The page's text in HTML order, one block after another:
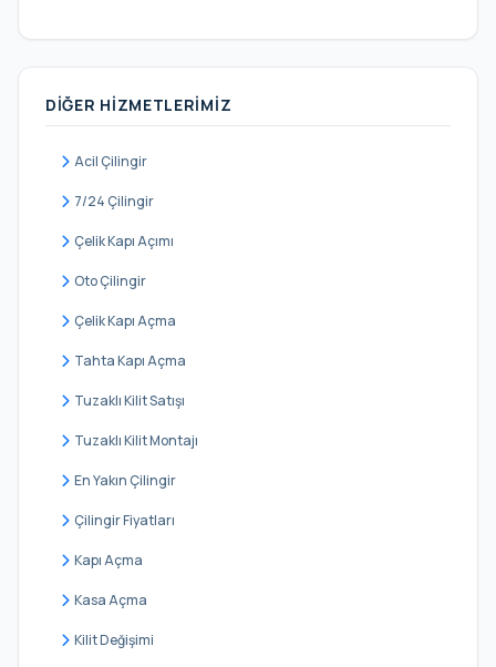
Sanayi
Tozkoparan
DIĞER HIZMETLERIMIZ
Acil Çilingir
7/24 Çilingir
Çelik Kapı Açımı
Oto Çilingir
Çelik Kapı Açma
Tahta Kapı Açma
Tuzaklı Kilit Satışı
Tuzaklı Kilit Montajı
En Yakın Çilingir
Çilingir Fiyatları
Kapı Açma
Kasa Açma
Kilit Değişimi